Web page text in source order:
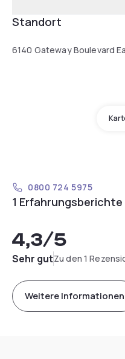
Standort
6140 Gateway Boulevard
0800 724 5975
1
4,3/5
Sehr gutZu den 1
Weitere Informationen